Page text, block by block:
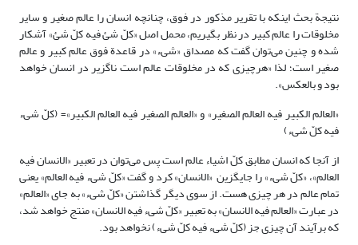
نتیجة بحث اینکه با تقریر مذکور در فوق، چنانچه انسان را عالم صغیر و سایر
مخلوقات را عالم کبیر در نظر بگیریم، محمل اصل «کلّ شئ فیه کلّ شئ» آشکار
شده و چنین می‌توان گفت که مصداق «شیء» در قاعدة فوق عالم کبیر و عالم
صغیر است؛ لذا «هرچیزی که در مخلوقات عالم است ناگزیر در انسان خواهد
بود و بالعکس».
«العالم الکبیر فیه العالم الصغیر» و «العالم الصغیر فیه العالم الکبیر»= (کلّ شیء
فیه کلّ شیء)
از آنجا که انسان مطابق کلّ اشیاء عالم است پس می‌توان در تعبیر «الانسان فیه
العالم»، «کلّ شیء» را جایگزین «الانسان» کرد و گفت «کلّ شیء فیه العالم» یعنی
تمام عالم در هر چیزی هست. از سوی دیگر گذاشتن «کلّ شیء» به جای «العالم»
در عبارت «العالم فیه الانسان» به تعبیر «کلّ شیء فیه الانسان» منتج خواهد شد،
که برآیند آن چیزی جز (کلّ شیء فیه کلّ شیء) نخواهد بود.